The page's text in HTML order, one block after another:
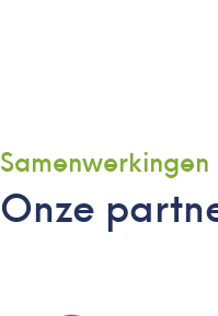
Samenwerkingen
Onze